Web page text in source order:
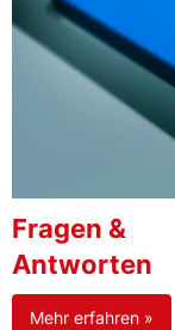
Fragen &
Antworten
Mehr erfahren »